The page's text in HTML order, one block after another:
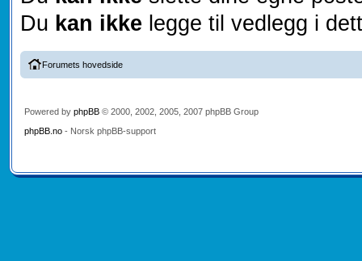
Du kan ikke legge til vedlegg i
Forumets hovedside
Powered by phpBB© 2000, 2002, 2005, 2007 phpBB Group
phpBB.no- Norsk phpBB-support